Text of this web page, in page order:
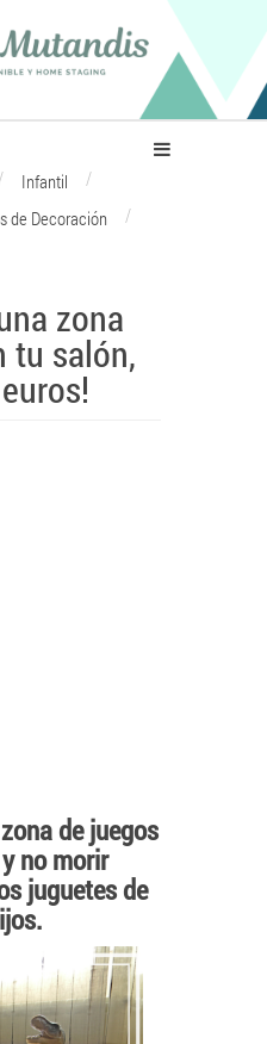
/ Infantil
/
de Decoración
/
zona
tu salón,
de juegos
no morir
juguetes de